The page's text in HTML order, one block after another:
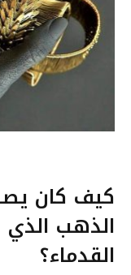
كيف كان
الذهب
القدماء؟